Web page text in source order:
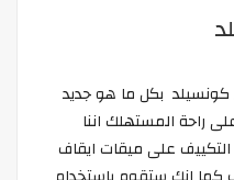
كاريير 1.5 حصان كونسيلد بكل ما هو جديد
راحة المستهلك اننا
على ميقات ايقاف